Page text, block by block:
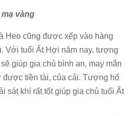
vàng
Heo cũng được xếp vào hàng
Với tuổi Ất Hợi năm nay, tượng
giúp gia chủ bình an, may mắn
được tiền tài, của cải. Tượng hổ
sát khí rất tốt giúp gia chủ tuổi Ất